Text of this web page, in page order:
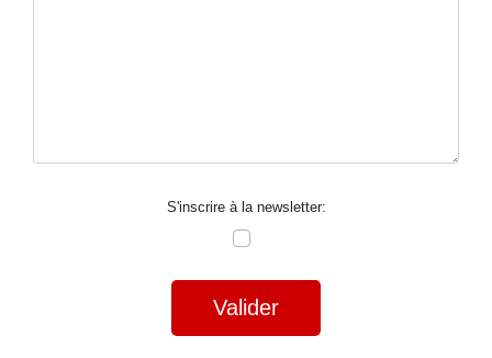
S'inscrire à la newsletter:
Valider